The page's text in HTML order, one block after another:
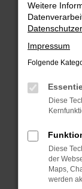
Beim
Hier sind
deine
Prüfe
Weitere
Impressum
Folgende
Diese
Diese
der
Maps,
werden